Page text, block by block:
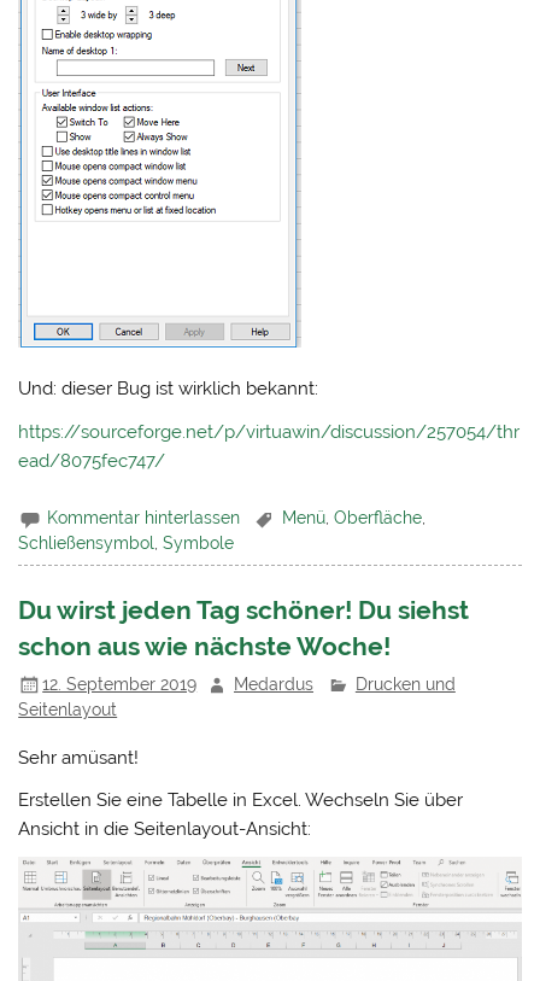
Und: dieser Bug ist wirklich bekannt:
https://sourceforge.net/p/virtuawin/discussion/257054/thr
ead/8075fec747/
Kommentar hinterlassen Menü ,Oberfläche
Schließensymbol ,Symbole
Du wirst jeden Tag schöner! Du siehst
schon aus wie nächste Woche!
12. September 2019 Medardus
Drucken und
Seitenlayout
Sehr amüsant!
Erstellen Sie eine Tabelle in Excel. Wechseln Sie über
Ansicht in die Seitenlayout-Ansicht: